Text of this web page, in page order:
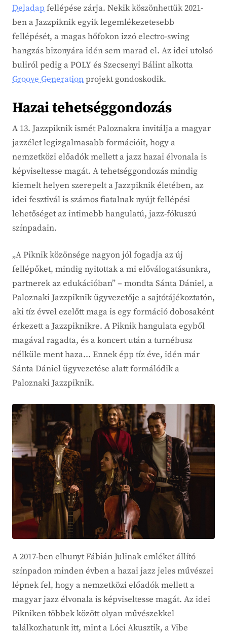
Deladapfellépése zárja. Nekik köszönhettük 2021-
ben a Jazzpiknik egyik legemlékezetesebb
fellépését, a magas hőfokon izzó electro-swing
hangzás bizonyára idén sem marad el. Az idei utolsó
buliról pedig a POLY és Szecsenyi Bálint alkotta
Groove Generationprojekt gondoskodik.
Hazai tehetséggondozás
A 13. Jazzpiknik ismét Paloznakra invitálja a magyar
jazzélet legizgalmasabb formációit, hogy a
nemzetközi előadók mellett a jazz hazai élvonala is
képviseltesse magát. A tehetséggondozás mindig
kiemelt helyen szerepelt a Jazzpiknik életében, az
idei fesztivál is számos fiatalnak nyújt fellépési
lehetőséget az intimebb hangulatú, jazz-fókuszú
színpadain.
„A Piknik közönsége nagyon jól fogadja az új
fellépőket, mindig nyitottak a mi előválogatásunkra,
partnerek az edukációban” – mondta Sánta Dániel, a
Paloznaki Jazzpiknik ügyvezetője a sajtótájékoztatón,
aki tíz évvel ezelőtt maga is egy formáció dobosaként
érkezett a Jazzpiknikre. A Piknik hangulata egyből
magával ragadta, és a koncert után a turnébusz
nélküle ment haza… Ennek épp tíz éve, idén már
Sánta Dániel ügyvezetése alatt formálódik a
Paloznaki Jazzpiknik.
A 2017-ben elhunyt Fábián Julinak emléket állító
színpadon minden évben a hazai jazz jeles művészei
lépnek fel, hogy a nemzetközi előadók mellett a
magyar jazz élvonala is képviseltesse magát. Az idei
Pikniken többek között olyan művészekkel
találkozhatunk itt, mint a Lóci Akusztik, a Vibe